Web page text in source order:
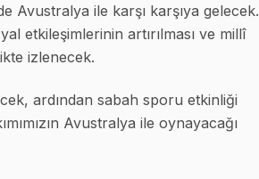
Avustralya ile karşı karşıya gelecek.
etkileşimlerinin artırılması ve millî
izlenecek.
ardından sabah sporu etkinliği
Avustralya ile oynayacağı